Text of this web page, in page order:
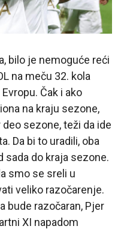
bilo je nemoguće reći
na meču 32. kola
Čak i ako
na kraju sezone,
sezone, teži da ide
Da bi to uradili, oba
sada do kraja sezone.
smo se sreli u
veliko razočarenje.
bude razočaran, Pjer
XI napadom